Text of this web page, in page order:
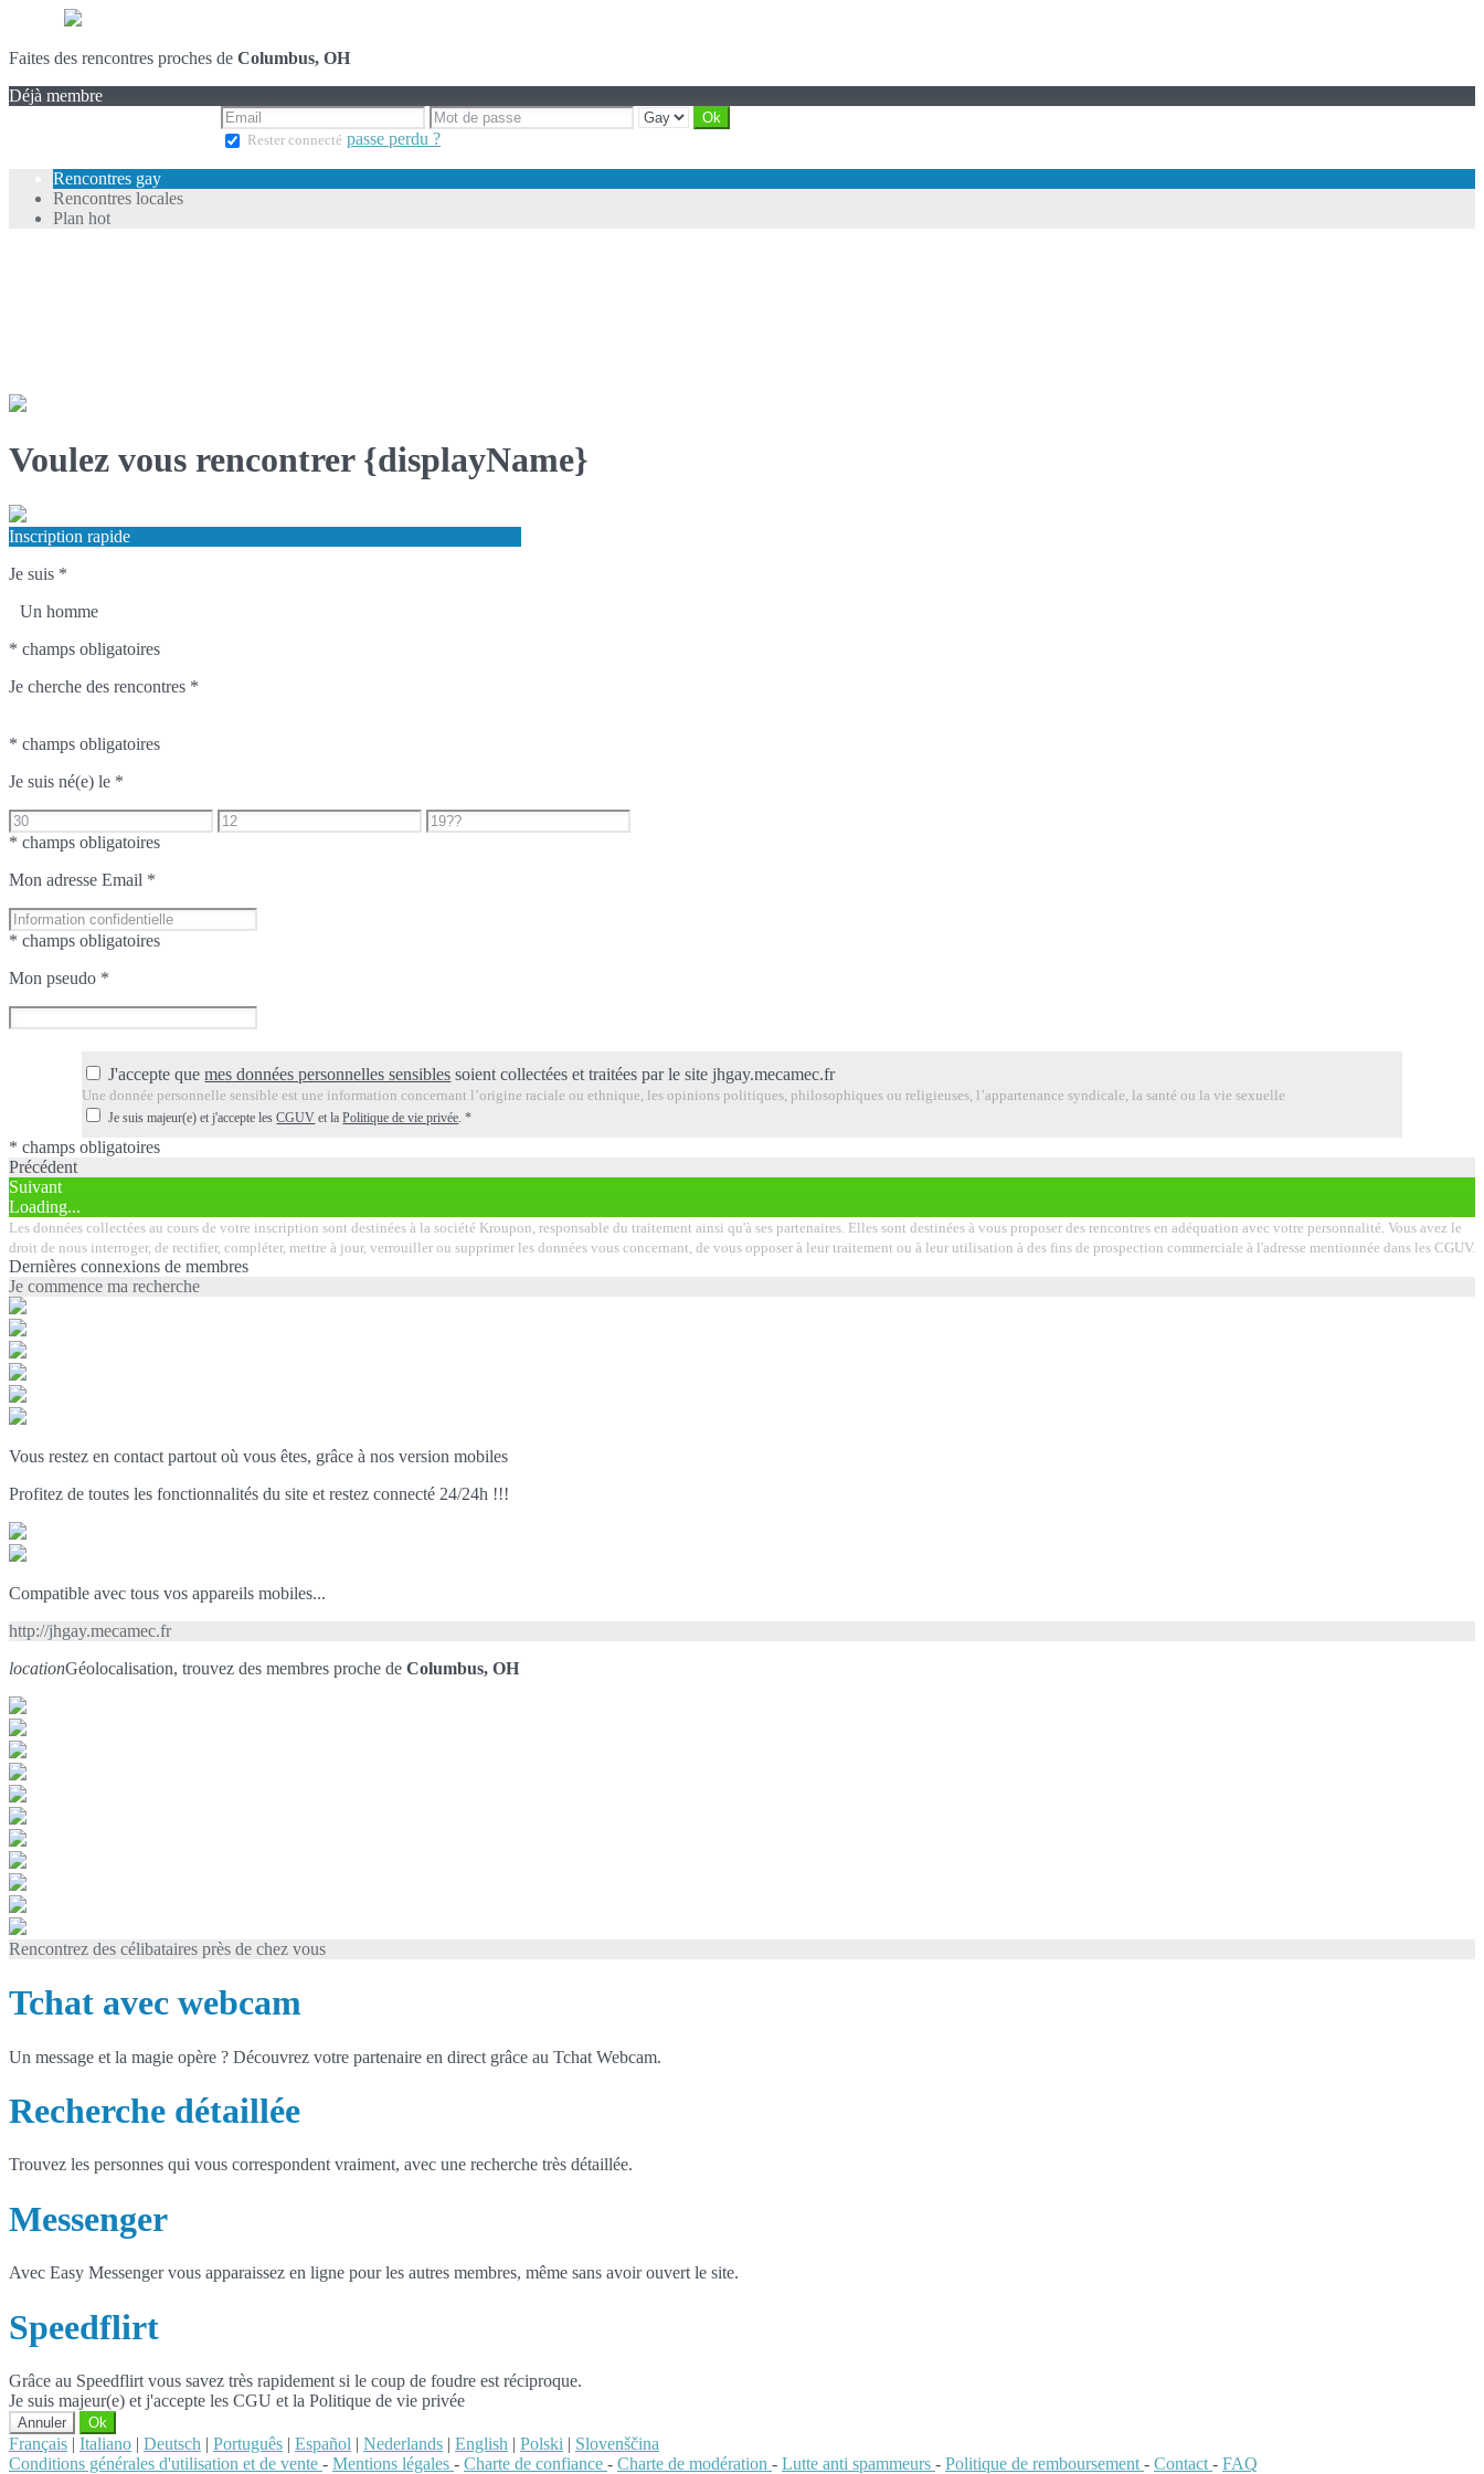
Faites des rencontres proches de Columbus, OH
Déjà membre
Rester connecté passe perdu ?
Rencontres gay
Rencontres locales
Plan hot
Voulez vous rencontrer {displayName}
Inscription rapide
Je suis *
Un homme
* champs obligatoires
Je cherche des rencontres *
* champs obligatoires
Je suis né(e) le *
* champs obligatoires
Mon adresse Email *
* champs obligatoires
Mon pseudo *
J'accepte quemes données personnelles sensibles soient collectées et traitées par le site jhgay.mecamec.fr
Une donnée personnelle sensible est une information concernant l’origine raciale ou ethnique, les opinions politiques, philosophiques ou religieuses, l’appartenance syndicale, la santé ou la vie sexuelle
Je suis majeur(e) et j'accepte lesCGUV et laPolitique de vie privée .*
* champs obligatoires
Précédent
Suivant
Loading...
Les données collectées au cours de votre inscription sont destinées à la société Kroupon, responsable du traitement ainsi qu'à ses partenaires. Elles sont destinées à vous proposer des rencontres en adéquation avec votre personnalité. Vous avez le
droit de nous interroger, de rectifier, compléter, mettre à jour, verrouiller ou supprimer les données vous concernant, de vous opposer à leur traitement ou à leur utilisation à des fins de prospection commerciale à l'adresse mentionnée dans les CGUV.
Dernières connexions de membres
Je commence ma recherche
Vous restez en contact partout où vous êtes, grâce à nos version mobiles
Profitez de toutes les fonctionnalités du site et restez connecté 24/24h !!!
Compatible avec tous vos appareils mobiles...
http://jhgay.mecamec.fr
locationGéolocalisation, trouvez des membres proche de Columbus, OH
Rencontrez des célibataires près de chez vous
Tchat avec webcam
Un message et la magie opère ? Découvrez votre partenaire en direct grâce au Tchat Webcam.
Recherche détaillée
Trouvez les personnes qui vous correspondent vraiment, avec une recherche très détaillée.
Messenger
Avec Easy Messenger vous apparaissez en ligne pour les autres membres, même sans avoir ouvert le site.
Speedflirt
Grâce au Speedflirt vous savez très rapidement si le coup de foudre est réciproque.
Je suis majeur(e) et j'accepte les CGU et la Politique de vie privée
Annuler Ok
Français | Italiano | Deutsch | Português | Español | Nederlands | English | Polski | Slovenščina
Conditions générales d'utilisation et de vente - Mentions légales - Charte de confiance - Charte de modération - Lutte anti spammeurs - Politique de remboursement - Contact - FAQ